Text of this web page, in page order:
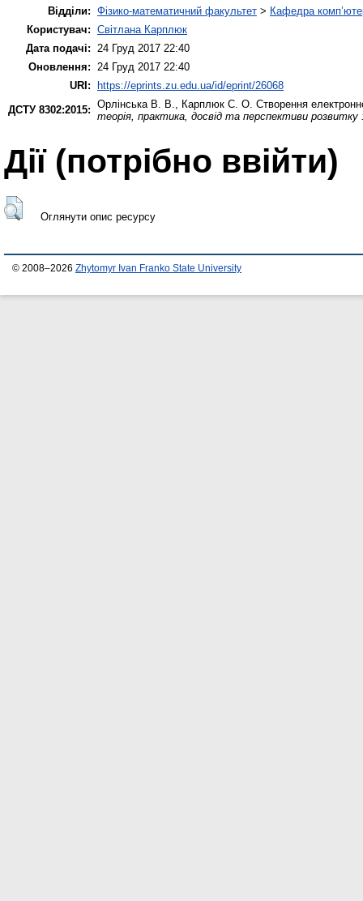
Відділи: Фізико-математичний факультет > Кафедра
Користувач: Світлана Карплюк
Дата подачі: 24 Груд 2017 22:40
Оновлення: 24 Груд 2017 22:40
URI:
https://eprints.zu.edu.ua/id/eprint/26068
ДСТУ 8302:2015: Орлінська В. В., Карплюк С. О. Створення
теорія, практика, досвід та перспективи розвитку
Дії ​​(потрібно ввійти)
Оглянути опис ресурсу
© 2008–2026 Zhytomyr Ivan Franko State University